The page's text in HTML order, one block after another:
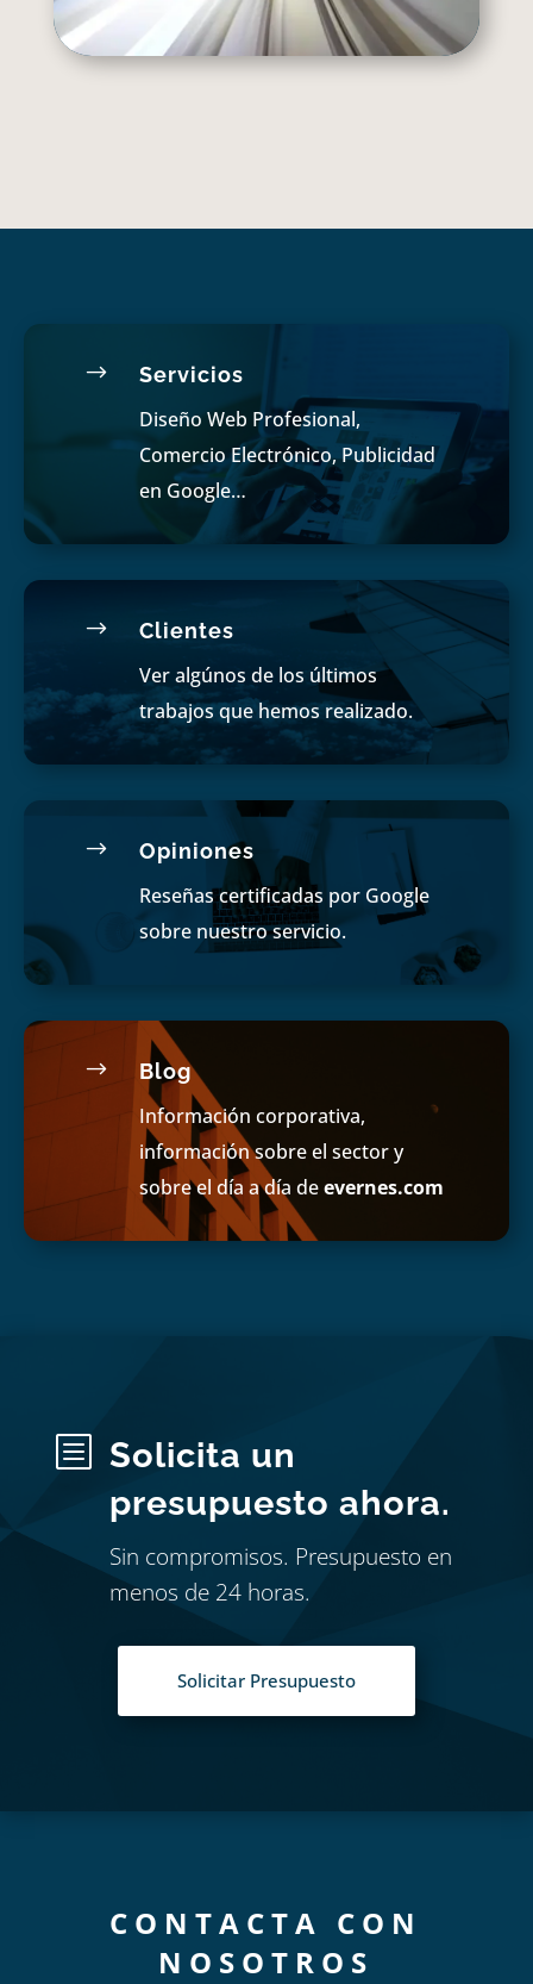
$ Servicios
Diseño Web Profesional,
Comercio Electrónico, Publicidad
en Google…
$ Clientes
Ver algúnos de los últimos
trabajos que hemos realizado.
$ Opiniones
Reseñas certificadas por Google
sobre nuestro servicio.
$ Blog
Información corporativa,
información sobre el sector y
sobre el día a día deevernes.com
b
Solicita un
presupuesto ahora.
Sin compromisos. Presupuesto en
menos de 24 horas.
Solicitar Presupuesto
CONTACTA CON
NOSOTROS